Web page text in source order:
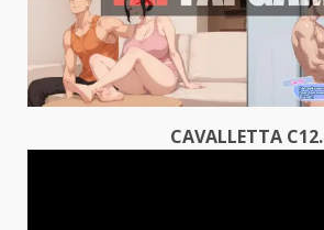
CAVALLETTA C12.